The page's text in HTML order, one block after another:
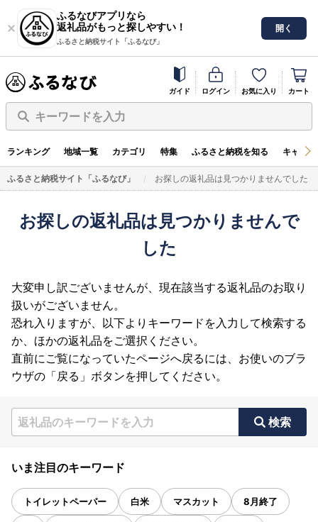
ふるなびアプリなら
返礼品がもっと探しやすい！
ふるさと納税サイト「ふるなび」
開く
ガイド ログイン お気に入り カート
キーワードを入力
ランキング 地域一覧 カテゴリ 特集 ふるさと納税を知る キャン
ふるさと納税サイト「ふるなび」 お探しの返礼品は見つかりませんでした
お探しの返礼品は見つかりませんで
した
大変申し訳ございませんが、現在該当する返礼品のお取り
扱いがございません。
恐れ入りますが、以下よりキーワードを入力して検索する
か、ほかの返礼品をご選択ください。
直前にご覧になっていたページへ戻るには、お使いのブラ
ウザの「戻る」ボタンを押してください。
検索
いま注目のキーワード
トイレットペーパー 白米 マスカット 8月終了